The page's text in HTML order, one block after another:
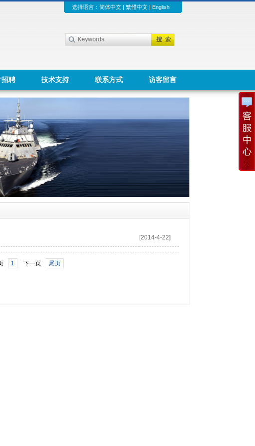
选择语言： 简体中文| 繁體中文| English
招聘 技术支持 联系方式 访客留言
[2014-4-22]
1 下一页 尾页